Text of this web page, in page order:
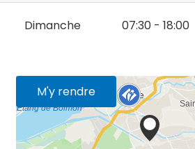
Dimanche 07:30 - 18:00
M'y rendre